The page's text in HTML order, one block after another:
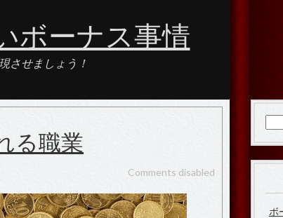
ボーナス事情
させましょう！
る職業
Comments disabled
ボ